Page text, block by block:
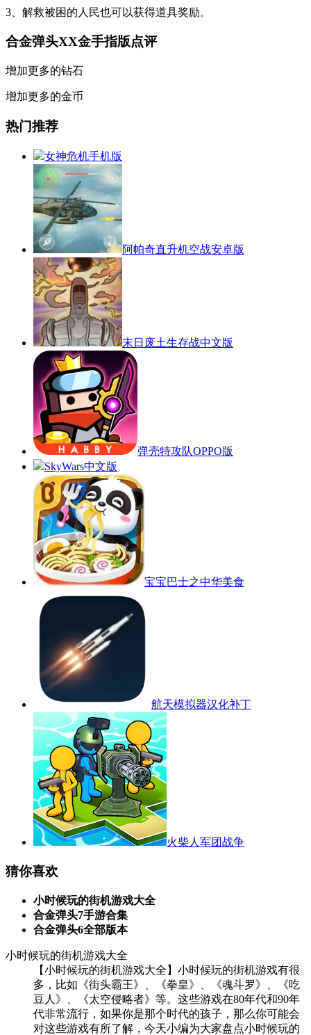
3、解救被困的人民也可以获得道具奖励。
合金弹头XX金手指版点评
增加更多的钻石
增加更多的金币
热门推荐
女神危机手机版
阿帕奇直升机空战安卓版
末日废土生存战中文版
弹壳特攻队OPPO版
SkyWars中文版
宝宝巴士之中华美食
航天模拟器汉化补丁
火柴人军团战争
猜你喜欢
小时候玩的街机游戏大全
合金弹头7手游合集
合金弹头6全部版本
小时候玩的街机游戏大全
【小时候玩的街机游戏大全】小时候玩的街机游戏有很
多，比如《街头霸王》、《拳皇》、《魂斗罗》、《吃
豆人》、《太空侵略者》等。这些游戏在80年代和90年
代非常流行，如果你是那个时代的孩子，那么你可能会
对这些游戏有所了解，今天小编为大家盘点小时候玩的